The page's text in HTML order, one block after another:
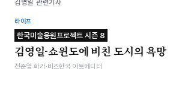
김영일 관련기사
라이프
한국미술응원프로젝트 시즌 8
김영일-쇼윈도에 비친 도시의 욕망
전준엽 화가·비즈한국 아트에디터